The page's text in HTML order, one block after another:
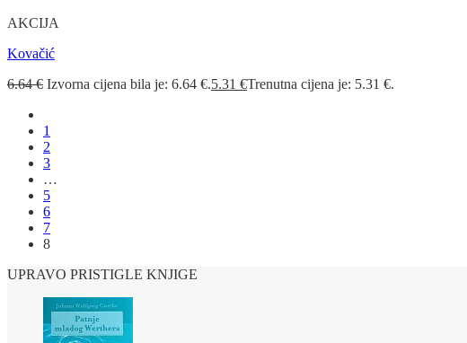
AKCIJA
Kovačić
6.64€ Izvorna cijena bila je: 6.64 €.5.31 €Trenutna cijena je: 5.31 €.
1
2
3
…
5
6
7
8
UPRAVO PRISTIGLE KNJIGE